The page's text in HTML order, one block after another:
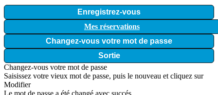
Enregistrez-vous
Mes réservations
Changez-vous votre mot de passe
Sortie
Changez-vous votre mot de passe
Saisissez votre vieux mot de passe, puis le nouveau et cliquez sur
Modifier
Le mot de passe a été changé avec succés